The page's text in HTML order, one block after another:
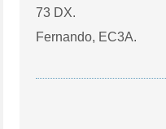
73 DX.
Fernando, EC3A.